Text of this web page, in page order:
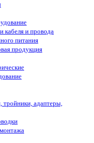
кабеля и провода
питания
продукция
тройники, адаптеры,